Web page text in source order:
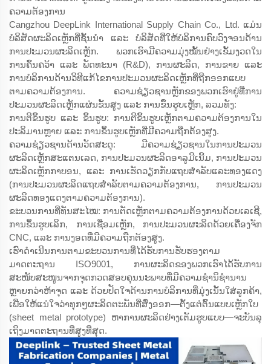
ຄວາມຕ້ອງການ
Cangzhou DeepLink International Supply Chain Co., Ltd. ແມ່ນ
ບໍລິສັດຜະລິດເຫຼັກທີ່ຊັ້ນນຳ ແລະ ບໍລິສັດທີ່ໃຫ້ບໍລິການຄົບວົງຈອນດ້ານ
ການປະມວນຜະລິດເຫຼັກ. ພວກເຮົາມີຄວາມມຸ່ງໝັ້ນຢ່າງເຂັ້ມງວດໃນ
ການຄົ້ນຄວ້າ ແລະ ພັດທະນາ (R&D), ການຜະລິດ, ການຂາຍ ແລະ
ການບໍລິການດ້ານວິທີແກ້ໄຂການປະມວນຜະລິດເຫຼັກທີ່ຖືກອອກແບບ
ຕາມຄວາມຕ້ອງການ. ຄວາມຊ່ຽວຊານຫຼັກຂອງພວກເຮົາຢູ່ທີ່ການ
ປະມວນຜະລິດເຫຼັກແຜ່ນຂັ້ນສູງ ແລະ ການຂຶ້ນຮູບເຫຼັກ, ລວມທັງ:
ການຕີຂຶ້ນຮູບ ແລະ ຂຶ້ນຮູບ: ການຕີຂຶ້ນຮູບເຫຼັກຕາມຄວາມຕ້ອງການໃນ
ປະລິມານຫຼາຍ ແລະ ການຂຶ້ນຮູບເຫຼັກທີ່ມີຄວາມຖືກຕ້ອງສູງ.
ຄວາມຊ່ຽວຊານດ້ານວັດສະດຸ: ມີຄວາມຊ່ຽວຊານໃນການປະມວນ
ຜະລິດເຫຼັກສະແຕນເລດ, ການປະມວນຜະລິດອາລູມີເນີ້ມ, ການປະມວນ
ຜະລິດເຫຼັກກາບອນ, ແລະ ການເຮັດວຽກກັບແຖບສຳລັບແລະທອງແດງ
(ການປະມວນຜະລິດແຖບສຳລັບຕາມຄວາມຕ້ອງການ, ການປະມວນ
ຜະລິດທອງແດງຕາມຄວາມຕ້ອງການ).
ຂະບວນການທີ່ທັນສະໄໝ: ການຕັດເຫຼັກຕາມຄວາມຕ້ອງການດ້ວຍເລເຊີ,
ການຂຶ້ນຮູບເລິກ, ການເຊື່ອມເຫຼັກ, ການປະມວນຜະລິດດ້ວຍເຄື່ອງຈັກ
CNC, ແລະ ການງອດທີ່ມີຄວາມຖືກຕ້ອງສູງ.
ເຮົາດຳເນີນການຕາມຂະບວນການທີ່ໄດ້ຮັບການຮັບຮອງຕາມ
ມາດຕະຖານ ISO9001, ການຜະລິດຂອງພວກເຮົາໄດ້ຮັບການ
ສະໜັບສະໜູນຈາກຈຸດກວດສອບຄຸນນະພາບທີ່ມີຄວາມຊຳນິຊຳນານ
ຫຼາຍກວ່າຫ້າຈຸດ ແລະ ດ້ວຍປັດໃຈດ້ານການບໍລິການທີ່ມຸ່ງເນັ້ນໃສ່ລູກຄ້າ,
ເພື່ອໃຫ້ແນ່ໃຈວ່າທຸກໆຜະລິດຕະພັນທີ່ສົ່ງອອກ—ຕັ້ງແຕ່ຕົ້ນແບບເຫຼັກໃບ
(sheet metal prototype) ຫາການຜະລິດຢ່າງເຕັມຮູບແບບ—ຈະບັນລຸ
ເຖິງມາດຕະຖານທີ່ສູງທີ່ສຸດ.